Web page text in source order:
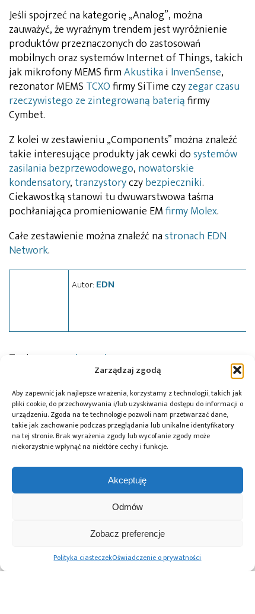
Zarządzaj zgodą
Aby zapewnić jak najlepsze wrażenia, korzystamy z technologii, takich jak
pliki cookie, do przechowywania i/lub uzyskiwania dostępu do informacji o
urządzeniu. Zgoda na te technologie pozwoli nam przetwarzać dane,
takie jak zachowanie podczas przeglądania lub unikalne identyfikatory
na tej stronie. Brak wyrażenia zgody lub wycofanie zgody może
niekorzystnie wpłynąć na niektóre cechy i funkcje.
Akceptuję
Odmów
Zobacz preferencje
Polityka ciasteczekOświadczenie o prywatności
Jeśli spojrzeć na kategorię „Analog”, można
zauważyć, że wyraźnym trendem jest wyróżnienie
produktów przeznaczonych do zastosowań
mobilnych oraz systemów Internet of Things, takich
jak mikrofony MEMS firmAkustika i InvenSense,
rezonator MEMS TCXOfirmy SiTime czyzegar czasu
rzeczywistego ze zintegrowaną bateriąfirmy
Cymbet.
Z kolei w zestawieniu „Components” można znaleźć
takie interesujące produkty jak cewki dosystemów
zasilania bezprzewodowego, nowatorskie
kondensatory, tranzystoryczybezpieczniki.
Ciekawostką stanowi tu dwuwarstwowa taśma
pochłaniająca promieniowanie EMfirmy Molex.
Całe zestawienie można znaleźć nastronach EDN
Network.
Autor: EDN
Tagi: podzespoły
Przeczytaj również:
Association
elektronicznych
Microchip i Micron
prezentują
architekturę
PCIe® Gen 6 dla AI
danych
współpracę